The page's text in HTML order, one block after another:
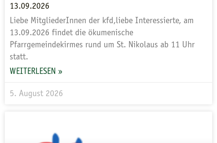
13.09.2026
Liebe MitgliederInnen der kfd,liebe Interessierte, am
13.09.2026 findet die ökumenische
Pfarrgemeindekirmes rund um St. Nikolaus ab 11 Uhr
statt.
WEITERLESEN »
5. August 2026